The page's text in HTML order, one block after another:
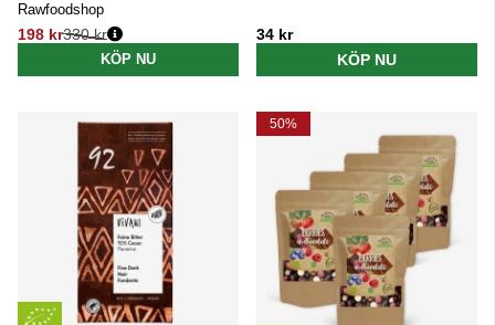
Rawfoodshop
198 kr
Ordinarie pris:
330 kr
KÖP NU
34 kr
KÖP NU
50%